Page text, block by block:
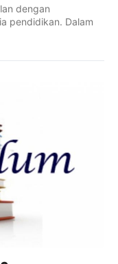
dengan
pendidikan. Dalam